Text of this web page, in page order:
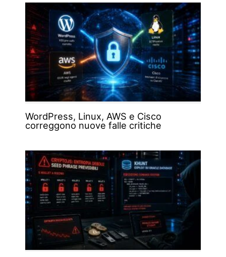
WordPress, Linux, AWS e Cisco
correggono nuove falle critiche